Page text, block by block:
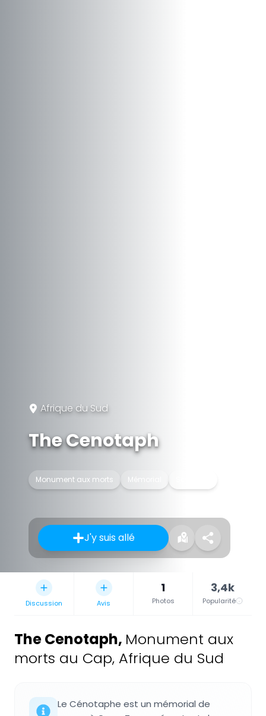
Afrique du Sud
The Cenotaph
Monument aux morts Mémorial
J'y suis allé
Discussion Avis
1
Photos
3,4k
Popularité
The Cenotaph, Monument aux
morts au Cap, Afrique du Sud
Le Cénotaphe est un mémorial de